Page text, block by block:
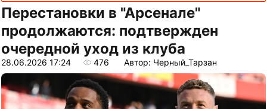
Перестановки в "Арсенале"
продолжаются: подтвержден
очередной уход из клуба
28.06.2026 17:24 476 Автор: Черный_Тарзан